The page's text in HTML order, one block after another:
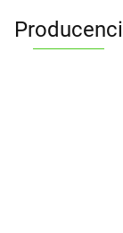
Producenci